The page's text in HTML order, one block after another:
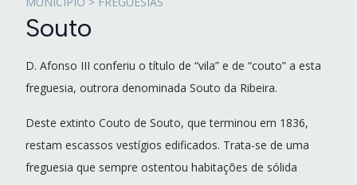
Souto
D. Afonso III conferiu o título de “vila” e de “couto” a esta
freguesia, outrora denominada Souto da Ribeira.
Deste extinto Couto de Souto, que terminou em 1836,
restam escassos vestígios edificados. Trata-se de uma
freguesia que sempre ostentou habitações de sólida